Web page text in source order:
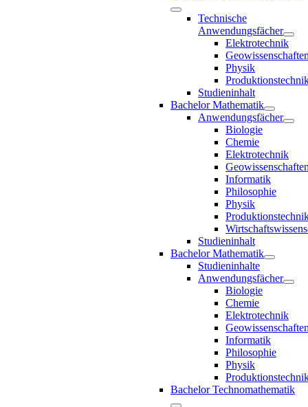
Technische
Anwendungsfächer
Elektrotechnik
Physik
Studieninhalt
Bachelor Mathematik
Anwendungsfächer
Biologie
Chemie
Elektrotechnik
Informatik
Philosophie
Physik
Studieninhalt
Bachelor Mathematik
Studieninhalte
Anwendungsfächer
Biologie
Chemie
Elektrotechnik
Informatik
Philosophie
Physik
Bachelor Technomathematik